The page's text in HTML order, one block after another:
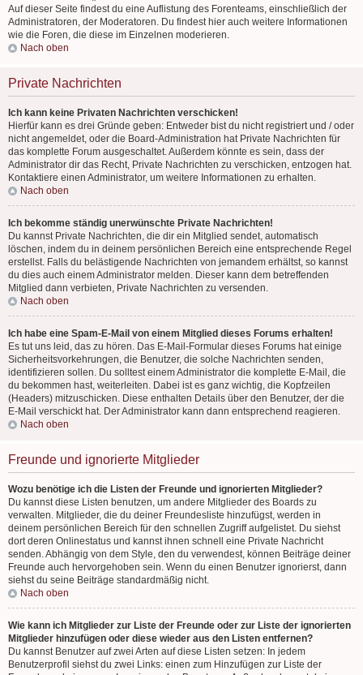
Auf dieser Seite findest du eine Auflistung des Forenteams, einschließlich der
Administratoren, der Moderatoren. Du findest hier auch weitere Informationen
wie die Foren, die diese im Einzelnen moderieren.
Nach oben
Private Nachrichten
Ich kann keine Privaten Nachrichten verschicken!
Hierfür kann es drei Gründe geben: Entweder bist du nicht registriert und / oder
nicht angemeldet, oder die Board-Administration hat Private Nachrichten für
das komplette Forum ausgeschaltet. Außerdem könnte es sein, dass der
Administrator dir das Recht, Private Nachrichten zu verschicken, entzogen hat.
Kontaktiere einen Administrator, um weitere Informationen zu erhalten.
Nach oben
Ich bekomme ständig unerwünschte Private Nachrichten!
Du kannst Private Nachrichten, die dir ein Mitglied sendet, automatisch
löschen, indem du in deinem persönlichen Bereich eine entsprechende Regel
erstellst. Falls du belästigende Nachrichten von jemandem erhältst, so kannst
du dies auch einem Administrator melden. Dieser kann dem betreffenden
Mitglied dann verbieten, Private Nachrichten zu versenden.
Nach oben
Ich habe eine Spam-E-Mail von einem Mitglied dieses Forums erhalten!
Es tut uns leid, das zu hören. Das E-Mail-Formular dieses Forums hat einige
Sicherheitsvorkehrungen, die Benutzer, die solche Nachrichten senden,
identifizieren sollen. Du solltest einem Administrator die komplette E-Mail, die
du bekommen hast, weiterleiten. Dabei ist es ganz wichtig, die Kopfzeilen
(Headers) mitzuschicken. Diese enthalten Details über den Benutzer, der die
E-Mail verschickt hat. Der Administrator kann dann entsprechend reagieren.
Nach oben
Freunde und ignorierte Mitglieder
Wozu benötige ich die Listen der Freunde und ignorierten Mitglieder?
Du kannst diese Listen benutzen, um andere Mitglieder des Boards zu
verwalten. Mitglieder, die du deiner Freundesliste hinzufügst, werden in
deinem persönlichen Bereich für den schnellen Zugriff aufgelistet. Du siehst
dort deren Onlinestatus und kannst ihnen schnell eine Private Nachricht
senden. Abhängig von dem Style, den du verwendest, können Beiträge deiner
Freunde auch hervorgehoben sein. Wenn du einen Benutzer ignorierst, dann
siehst du seine Beiträge standardmäßig nicht.
Nach oben
Wie kann ich Mitglieder zur Liste der Freunde oder zur Liste der ignorierten
Mitglieder hinzufügen oder diese wieder aus den Listen entfernen?
Du kannst Benutzer auf zwei Arten auf diese Listen setzen: In jedem
Benutzerprofil siehst du zwei Links: einen zum Hinzufügen zur Liste der